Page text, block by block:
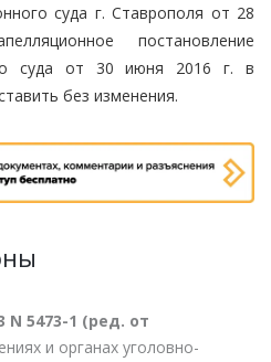
суда г. Ставрополя от 28
постановление
суда от 30 июня 2016 г. в
без изменения.
N 5473-1 (ред. от
и органах уголовно-